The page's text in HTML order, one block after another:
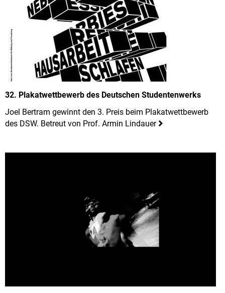
32. Plakatwettbewerb des Deutschen Studentenwerks
Joel Bertram gewinnt den 3. Preis beim Plakatwettbewerb
des DSW. Betreut von Prof. Armin Lindauer